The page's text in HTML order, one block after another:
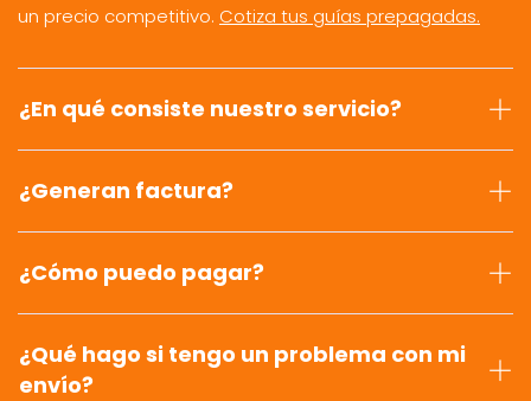
un precio competitivo. Cotiza tus guías prepagadas.
¿En qué consiste nuestro servicio?
¿Generan factura?
¿Cómo puedo pagar?
¿Qué hago si tengo un problema con mi
envío?